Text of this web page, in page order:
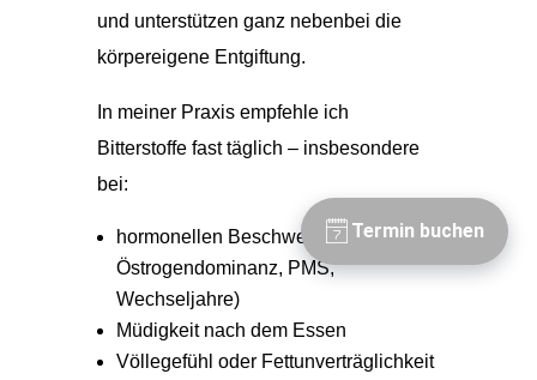
und unterstützen ganz nebenbei die
körpereigene Entgiftung.
In meiner Praxis empfehle ich
Bitterstoffe fast täglich – insbesondere
bei:
hormonellen Beschwerden (z. B.
Östrogendominanz, PMS,
Wechseljahre)
Müdigkeit nach dem Essen
Völlegefühl oder Fettunverträglichkeit